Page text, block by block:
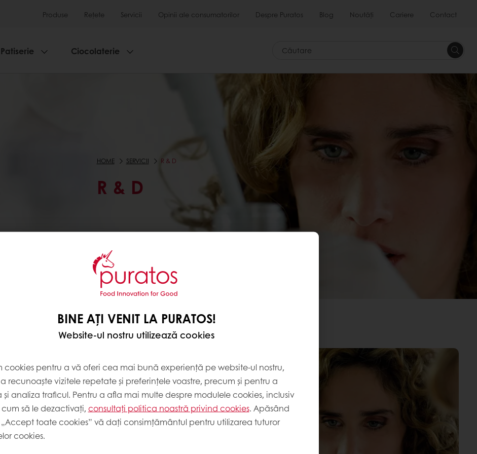
Produse Rețete Servicii Opinii ale consumatorilor Despre Puratos Blog Noutăți Cariere Contact
Patiserie Ciocolaterie Căutare
HOME SERVICII R & D
R & D
în inovație. De
financiare în
procesul nostru de
noastre de ultimă
BINE AȚI VENIT LA PURATOS!
Website-ul nostru utilizează cookies
cookies pentru a vă oferi cea mai bună experiență pe website-ul nostru,
recunoaște vizitele repetate și preferințele voastre, precum și pentru a
și analiza traficul. Pentru a afla mai multe despre modulele cookies, inclusiv
să le dezactivați, consultați politica noastră privind cookies. Apăsând
toate cookies” vă dați consimțământul pentru utilizarea tuturor
cookies.